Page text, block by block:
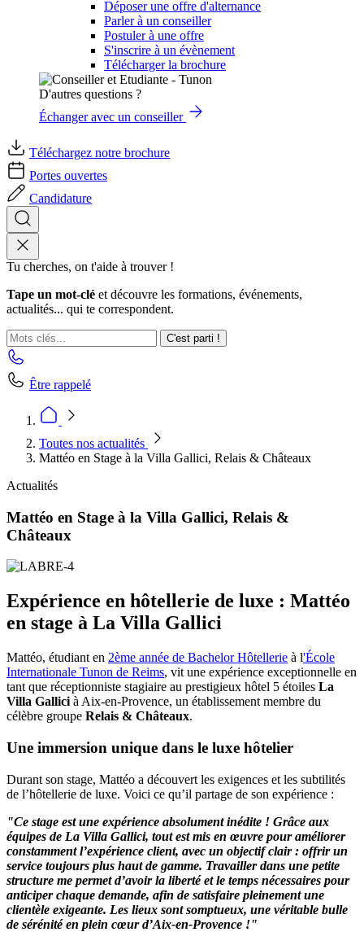
Déposer une offre d'alternance
Parler à un conseiller
Postuler à une offre
S'inscrire à un évènement
Télécharger la brochure
D'autres questions ?
Échanger avec un conseiller
Téléchargez notre brochure
Portes ouvertes
Candidature
Tu cherches, on t'aide à trouver !
Tape un mot-clé et découvre les formations, événements,
actualités... qui te correspondent.
C'est parti !
Être rappelé
Toutes nos actualités
Mattéo en Stage à la Villa Gallici, Relais & Châteaux
Actualités
Mattéo en Stage à la Villa Gallici, Relais &
Châteaux
Expérience en hôtellerie de luxe : Mattéo
en stage à La Villa Gallici
Mattéo, étudiant en 2ème année de Bachelor Hôtellerie à l'École
Internationale Tunon de Reims, vit une expérience exceptionnelle en
tant que réceptionniste stagiaire au prestigieux hôtel 5 étoiles La
Villa Gallici à Aix-en-Provence, un établissement membre du
célèbre groupe Relais & Châteaux.
Une immersion unique dans le luxe hôtelier
Durant son stage, Mattéo a découvert les exigences et les subtilités
de l’hôtellerie de luxe. Voici ce qu’il partage de son expérience :
"Ce stage est une expérience absolument inédite ! Grâce aux
équipes de La Villa Gallici, tout est mis en œuvre pour améliorer
constamment l’expérience client, avec un objectif clair : offrir un
service toujours plus haut de gamme. Travailler dans une petite
structure me permet d’avoir la liberté et le temps nécessaires pour
anticiper chaque demande, afin de satisfaire pleinement une
clientèle exigeante. Les lieux sont somptueux, une véritable bulle
de sérénité en plein cœur d’Aix-en-Provence !"